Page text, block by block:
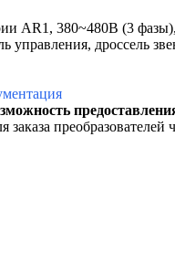
AR1, 380~480B (3
дроссель